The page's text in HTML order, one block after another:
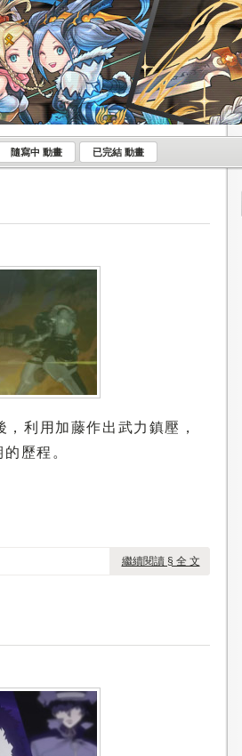
隨寫中 動畫 已完結 動畫
利用加藤作出武力鎮壓，
歷程。
繼續閱讀 § 全 文